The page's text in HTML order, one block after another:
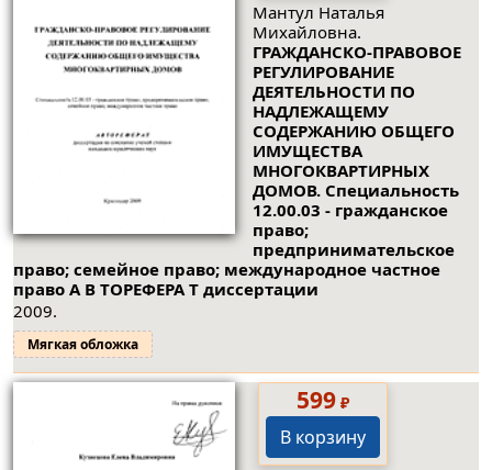
Мантул Наталья
Михайловна.
ГРАЖДАНСКО-ПРАВОВОЕ
РЕГУЛИРОВАНИЕ
ДЕЯТЕЛЬНОСТИ ПО
НАДЛЕЖАЩЕМУ
СОДЕРЖАНИЮ ОБЩЕГО
ИМУЩЕСТВА
МНОГОКВАРТИРНЫХ
ДОМОВ. Специальность
12.00.03 - гражданское
право;
предпринимательское
право; семейное право; международное частное
право А В ТОРЕФЕРА Т диссертации
2009.
Мягкая обложка
599₽
В корзину